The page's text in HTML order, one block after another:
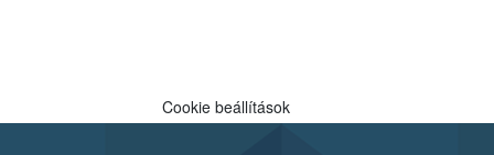
Cookie beállítások